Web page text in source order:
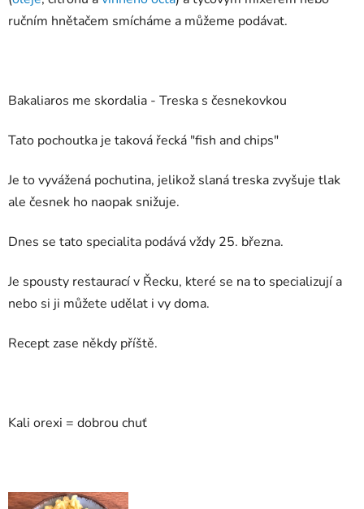
ručním hnětačem smícháme a můžeme podávat.
Bakaliaros me skordalia - Treska s česnekovkou
Tato pochoutka je taková řecká "fish and chips"
Je to vyvážená pochutina, jelikož slaná treska zvyšuje tlak
ale česnek ho naopak snižuje.
Dnes se tato specialita podává vždy 25. března.
Je spousty restaurací v Řecku, které se na to specializují a
nebo si ji můžete udělat i vy doma.
Recept zase někdy příště.
Kali orexi = dobrou chuť